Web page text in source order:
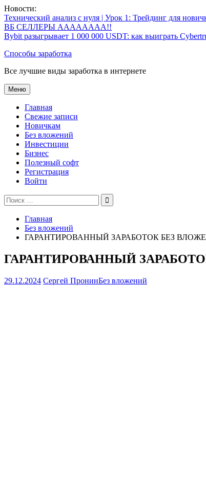
Перейти
к
содержимому
Новости:
Технический анализ с нуля | Урок 1: Трейдинг для
ВБ СЕЛЛЕРЫ АААААААА!!
Bybit разыгрывает 1 000 000 USDT: как выиграть
Способы заработка
Все лучшие виды заработка в интернете
Меню
Главная
Свежие записи
Новичкам
Без вложений
Инвестиции
Бизнес
Полезный софт
Регистрация
Войти
Поиск
по:
Главная
Без вложений
ГАРАНТИРОВАННЫЙ ЗАРАБОТОК БЕЗ
ГАРАНТИРОВАННЫЙ ЗАРАБОТОК
29.12.2024 Сергей ПронинБез вложений